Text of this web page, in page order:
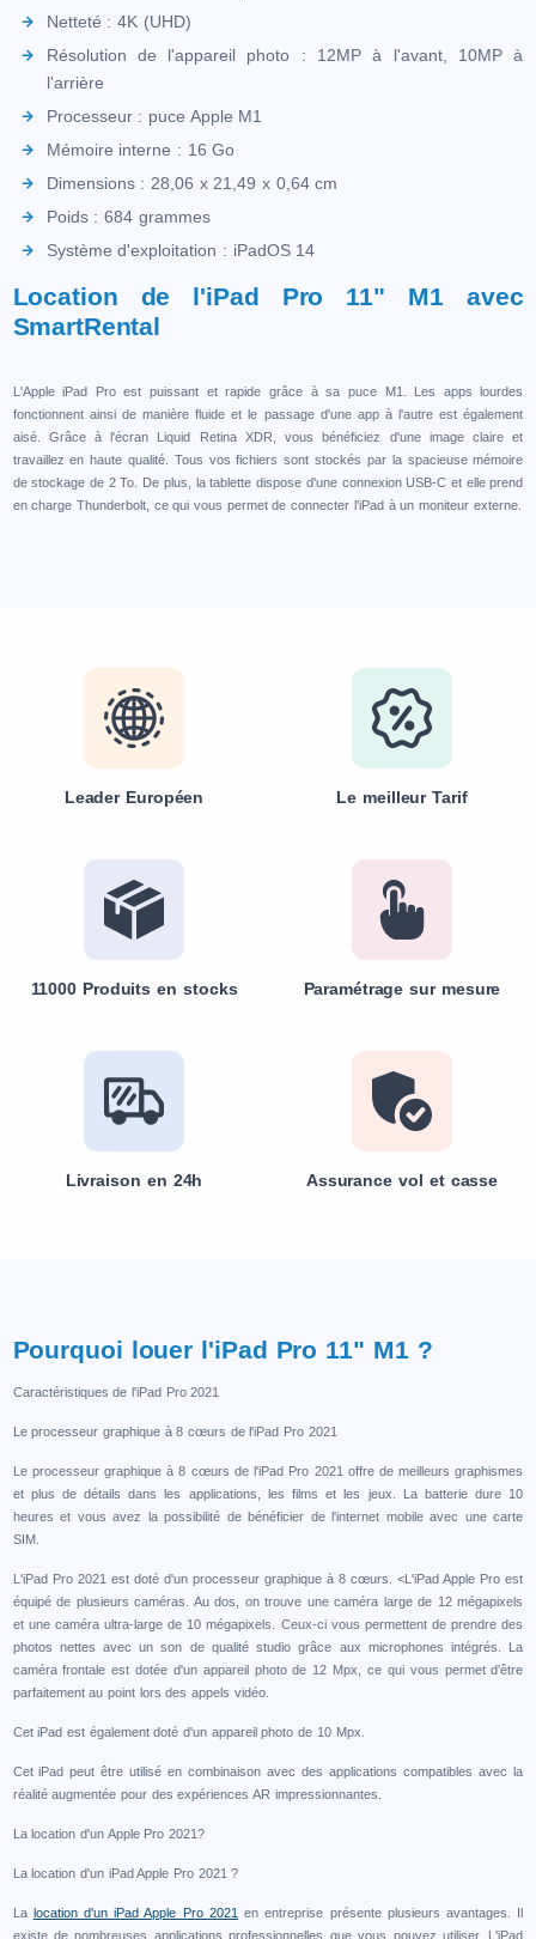
Netteté : 4K (UHD)
Résolution de l'appareil photo : 12MP à l'avant, 10MP à
l'arrière
Processeur : puce Apple M1
Mémoire interne : 16 Go
Dimensions : 28,06 x 21,49 x 0,64 cm
Poids : 684 grammes
Système d'exploitation : iPadOS 14
Location de l'iPad Pro 11" M1 avec
SmartRental
L'Apple iPad Pro est puissant et rapide grâce à sa puce M1. Les apps lourdes
fonctionnent ainsi de manière fluide et le passage d'une app à l'autre est également
aisé. Grâce à l'écran Liquid Retina XDR, vous bénéficiez d'une image claire et
travaillez en haute qualité. Tous vos fichiers sont stockés par la spacieuse mémoire
de stockage de 2 To. De plus, la tablette dispose d'une connexion USB-C et elle prend
en charge Thunderbolt, ce qui vous permet de connecter l'iPad à un moniteur externe.
Leader Européen Le meilleur Tarif
11000 Produits en stocks Paramétrage sur mesure
Livraison en 24h Assurance vol et casse
Pourquoi louer l'iPad Pro 11" M1 ?
Caractéristiques de l'iPad Pro 2021
Le processeur graphique à 8 cœurs de l'iPad Pro 2021
Le processeur graphique à 8 cœurs de l'iPad Pro 2021 offre de meilleurs graphismes
et plus de détails dans les applications, les films et les jeux. La batterie dure 10
heures et vous avez la possibilité de bénéficier de l'internet mobile avec une carte
SIM.
L'iPad Pro 2021 est doté d'un processeur graphique à 8 cœurs. <L'iPad Apple Pro est
équipé de plusieurs caméras. Au dos, on trouve une caméra large de 12 mégapixels
et une caméra ultra-large de 10 mégapixels. Ceux-ci vous permettent de prendre des
photos nettes avec un son de qualité studio grâce aux microphones intégrés. La
caméra frontale est dotée d'un appareil photo de 12 Mpx, ce qui vous permet d'être
parfaitement au point lors des appels vidéo.
Cet iPad est également doté d'un appareil photo de 10 Mpx.
Cet iPad peut être utilisé en combinaison avec des applications compatibles avec la
réalité augmentée pour des expériences AR impressionnantes.
La location d'un Apple Pro 2021?
La location d'un iPad Apple Pro 2021 ?
La location d'un iPad Apple Pro 2021 en entreprise présente plusieurs avantages. Il
existe de nombreuses applications professionnelles que vous pouvez utiliser. L'iPad